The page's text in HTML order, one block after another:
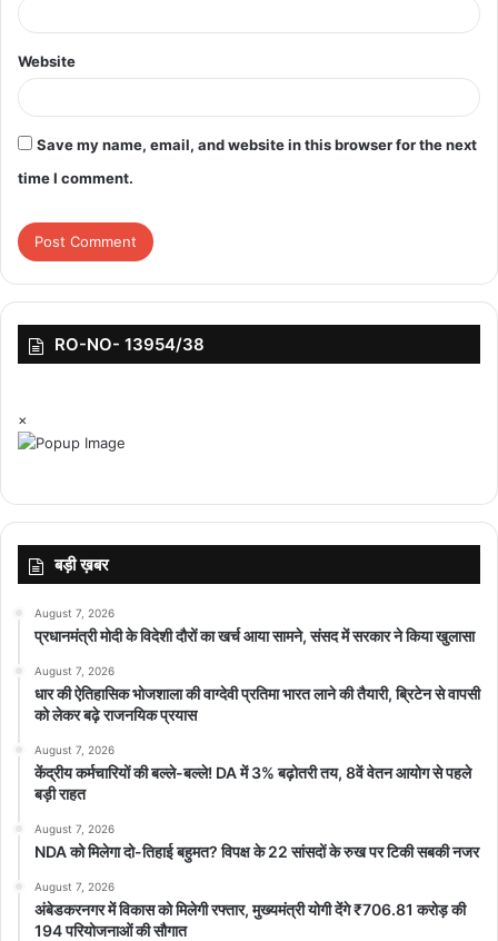
Website
Save my name, email, and website in this browser for the next
time I comment.
RO-NO- 13954/38
×
बड़ी ख़बर
August 7, 2026
प्रधानमंत्री मोदी के विदेशी दौरों का खर्च आया सामने, संसद में सरकार ने किया खुलासा
August 7, 2026
धार की ऐतिहासिक भोजशाला की वाग्देवी प्रतिमा भारत लाने की तैयारी, ब्रिटेन से वापसी
को लेकर बढ़े राजनयिक प्रयास
August 7, 2026
केंद्रीय कर्मचारियों की बल्ले-बल्ले! DA में 3% बढ़ोतरी तय, 8वें वेतन आयोग से पहले
बड़ी राहत
August 7, 2026
NDA को मिलेगा दो-तिहाई बहुमत? विपक्ष के 22 सांसदों के रुख पर टिकी सबकी नजर
August 7, 2026
अंबेडकरनगर में विकास को मिलेगी रफ्तार, मुख्यमंत्री योगी देंगे ₹706.81 करोड़ की
194 परियोजनाओं की सौगात